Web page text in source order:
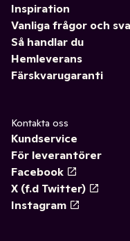
Inspiration
Vanliga frågor och
Så handlar du
Hemleverans
Färskvarugaranti
Kontakta oss
Kundservice
För leverantörer
Facebook
X (f.d Twitter)
Instagram